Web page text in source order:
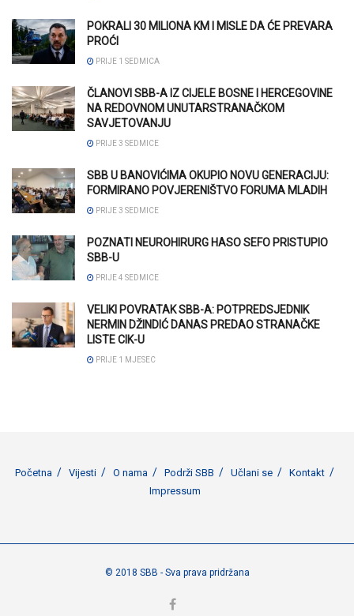
POKRALI 30 MILIONA KM I MISLE DA ĆE PREVARA
PROĆI
PRIJE 1 SEDMICA
ČLANOVI SBB-A IZ CIJELE BOSNE I HERCEGOVINE
NA REDOVNOM UNUTARSTRANAČKOM
SAVJETOVANJU
PRIJE 3 SEDMICE
SBB U BANOVIĆIMA OKUPIO NOVU GENERACIJU:
FORMIRANO POVJERENIŠTVO FORUMA MLADIH
PRIJE 3 SEDMICE
POZNATI NEUROHIRURG HASO SEFO PRISTUPIO
SBB-U
PRIJE 4 SEDMICE
VELIKI POVRATAK SBB-A: POTPREDSJEDNIK
NERMIN DŽINDIĆ DANAS PREDAO STRANAČKE
LISTE CIK-U
PRIJE 1 MJESEC
Početna Vijesti O nama Podrži SBB Učlani se
Kontakt
Impressum
© 2018 SBB - Sva prava pridržana